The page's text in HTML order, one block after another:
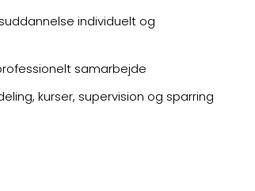
individuelt og
samarbejde
kurser, supervision og sparring